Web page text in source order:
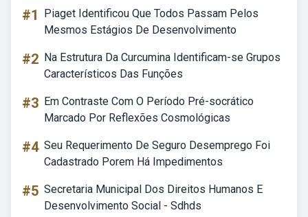
#1
Piaget Identificou Que Todos Passam Pelos
Mesmos Estágios De Desenvolvimento
#2 Na Estrutura Da Curcumina Identificam-se Grupos
Característicos Das Funções
#3 Em Contraste Com O Período Pré-socrático
Marcado Por Reflexões Cosmológicas
#4 Seu Requerimento De Seguro Desemprego Foi
Cadastrado Porem Há Impedimentos
#5 Secretaria Municipal Dos Direitos Humanos E
Desenvolvimento Social - Sdhds